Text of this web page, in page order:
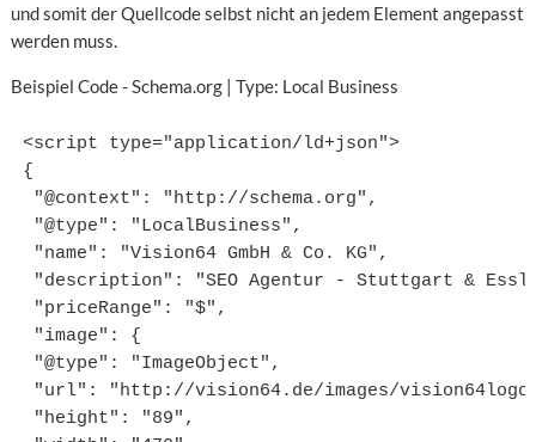
und somit der Quellcode selbst nicht an jedem Element angepasst
werden muss.
Beispiel Code - Schema.org | Type: Local Business
<script type="application/ld+json">
{
"@context": "http://schema.org",
"@type": "LocalBusiness",
"name": "Vision64 GmbH & Co. KG",
"description": "SEO Agentur - Stuttgart &
"priceRange": "$",
"image": {
"@type": "ImageObject",
"url": "http://vision64.de/images/
"height": "89",